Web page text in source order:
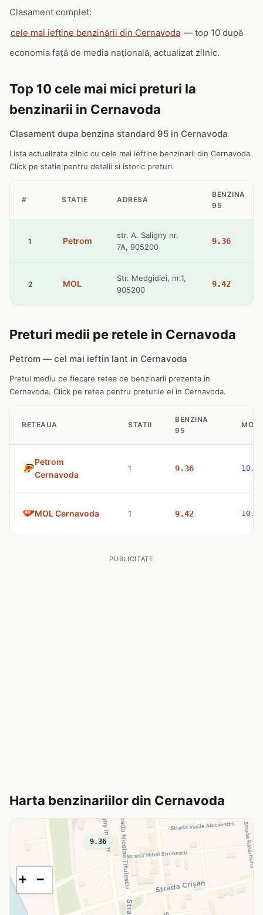
Clasament complet:
cele mai ieftine benzinării din Cernavoda — top 10 după
economia față de media națională, actualizat zilnic.
Top 10 cele mai mici preturi la
benzinarii in Cernavoda
Clasament dupa benzina standard 95 in Cernavoda
Lista actualizata zilnic cu cele mai ieftine benzinarii din Cernavoda.
Click pe statie pentru detalii si istoric preturi.
# STATIE ADRESA
BENZINA
95
1 Petrom
str. A. Saligny nr.
7A, 905200
9.36
2 MOL
Str. Medgidiei, nr.1,
905200
9.42
Preturi medii pe retele in Cernavoda
Petrom — cel mai ieftin lant in Cernavoda
Pretul mediu pe fiecare retea de benzinarii prezenta in
Cernavoda. Click pe retea pentru preturile ei in Cernavoda.
RETEAUA STATII
BENZINA
95
Petrom
Cernavoda
1 9.36
MOL Cernavoda 1 9.42
PUBLICITATE
Harta benzinariilor din Cernavoda
9.36
+ −